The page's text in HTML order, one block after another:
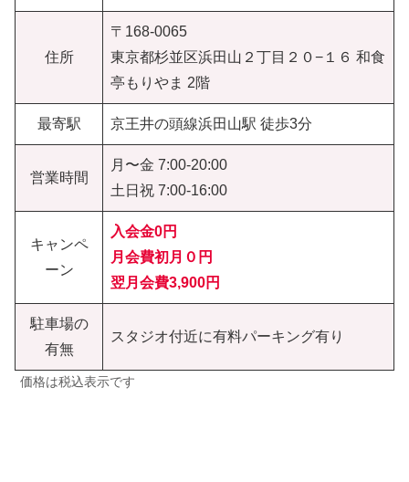
住所
〒168-0065
東京都杉並区浜田山２丁目２０−１６ 和食
亭もりやま 2階
最寄駅 京王井の頭線浜田山駅 徒歩3分
営業時間
月〜金 7:00-20:00
土日祝 7:00-16:00
キャンペ
ーン
入会金0円
月会費初月０円
翌月会費3,900円
駐車場の
有無
スタジオ付近に有料パーキング有り
価格は税込表示です